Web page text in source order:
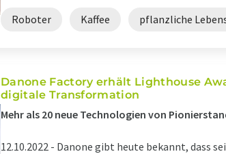
Roboter Kaffee pflanzliche
Danone Factory erhält Lighthouse
digitale Transformation
Mehr als 20 neue Technologien von
12.10.2022 - Danone gibt heute bekannt, dass